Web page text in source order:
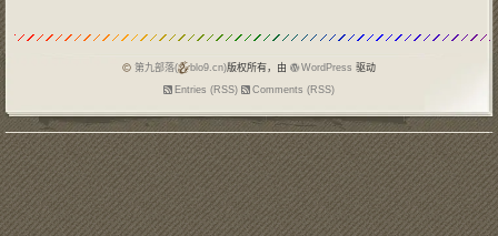
在想踩刹车的时候，错误地踩上了加速器
第九部落( blo9.cn)版权所有，由 WordPress 驱动
Entries (RSS)
Comments (RSS)